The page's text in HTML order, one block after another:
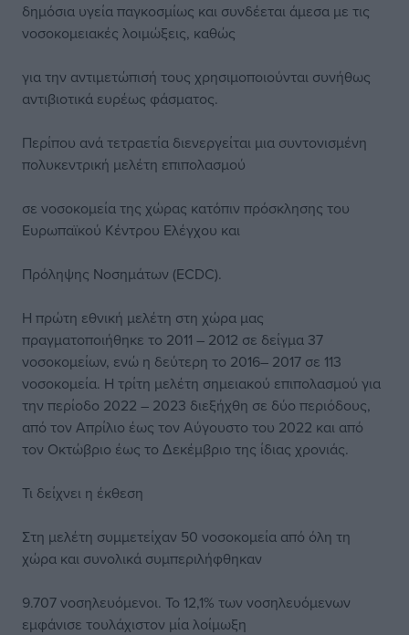
δημόσια υγεία παγκοσμίως και συνδέεται άμεσα με τις
νοσοκομειακές λοιμώξεις, καθώς
για την αντιμετώπισή τους χρησιμοποιούνται συνήθως
αντιβιοτικά ευρέως φάσματος.
Περίπου ανά τετραετία διενεργείται μια συντονισμένη
πολυκεντρική μελέτη επιπολασμού
σε νοσοκομεία της χώρας κατόπιν πρόσκλησης του
Ευρωπαϊκού Κέντρου Ελέγχου και
Πρόληψης Νοσημάτων (ECDC).
Η πρώτη εθνική μελέτη στη χώρα μας
πραγματοποιήθηκε το 2011 – 2012 σε δείγμα 37
νοσοκομείων, ενώ η δεύτερη το 2016– 2017 σε 113
νοσοκομεία. Η τρίτη μελέτη σημειακού επιπολασμού για
την περίοδο 2022 – 2023 διεξήχθη σε δύο περιόδους,
από τον Απρίλιο έως τον Αύγουστο του 2022 και από
τον Οκτώβριο έως το Δεκέμβριο της ίδιας χρονιάς.
Τι δείχνει η έκθεση
Στη μελέτη συμμετείχαν 50 νοσοκομεία από όλη τη
χώρα και συνολικά συμπεριλήφθηκαν
9.707 νοσηλευόμενοι. Το 12,1% των νοσηλευόμενων
εμφάνισε τουλάχιστον μία λοίμωξη